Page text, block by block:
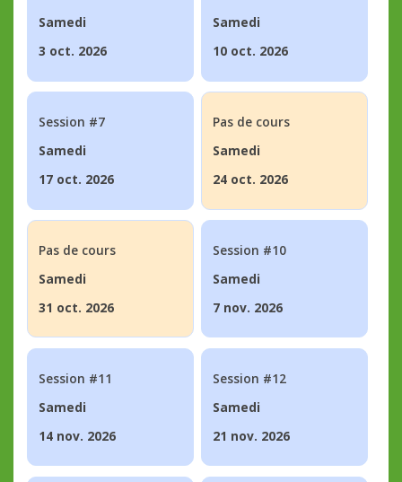
Samedi
3 oct. 2026
Samedi
10 oct. 2026
Session #7
Samedi
17 oct. 2026
Pas de cours
Samedi
24 oct. 2026
Pas de cours
Samedi
31 oct. 2026
Session #10
Samedi
7 nov. 2026
Session #11
Samedi
14 nov. 2026
Session #12
Samedi
21 nov. 2026